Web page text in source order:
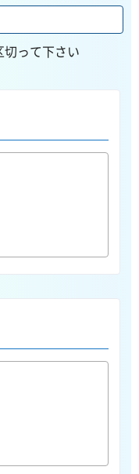
って下さい